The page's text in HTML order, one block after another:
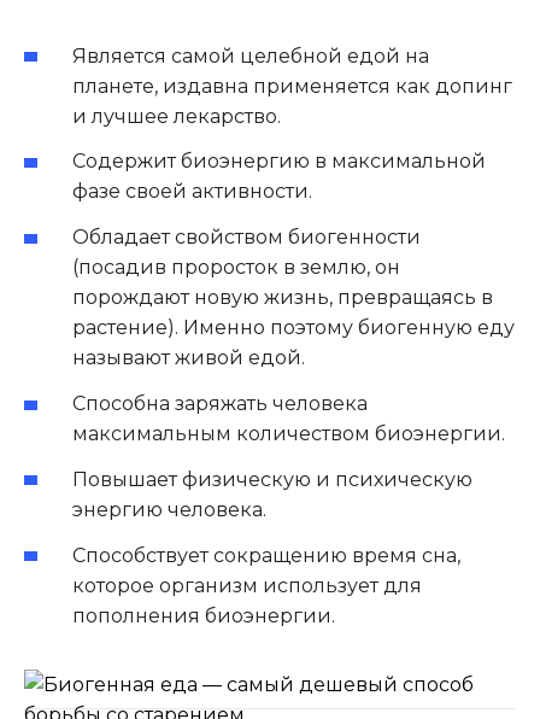
Является самой целебной едой на
планете, издавна применяется как допинг
и лучшее лекарство.
Содержит биоэнергию в максимальной
фазе своей активности.
Обладает свойством биогенности
(посадив проросток в землю, он
порождают новую жизнь, превращаясь в
растение). Именно поэтому биогенную еду
называют живой едой.
Способна заряжать человека
максимальным количеством биоэнергии.
Повышает физическую и психическую
энергию человека.
Способствует сокращению время сна,
которое организм использует для
пополнения биоэнергии.